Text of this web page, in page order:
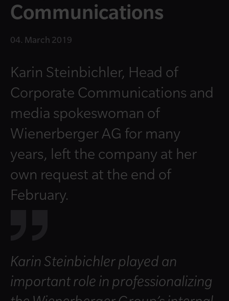
Communica­tions
04. March 2019
Karin Steinbichler, Head of
Corporate Communications and
media spokeswoman of
Wienerberger AG for many
years, left the company at her
own request at the end of
February.
Karin Steinbichler played an
important role in professionalizing